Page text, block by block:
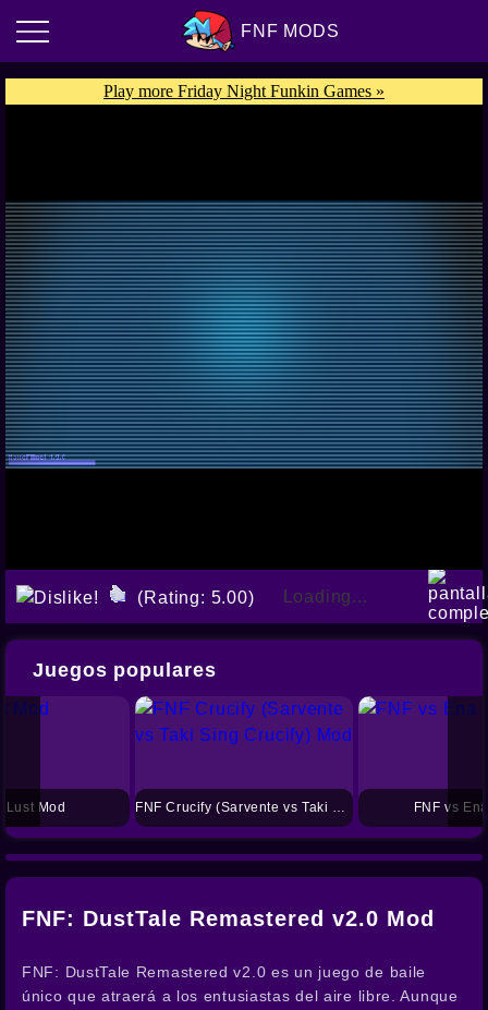
FNF MODS
(Rating: 5.00) Loading...
Juegos populares
Lust Mod FNF Crucify (Sarvente vs Taki Sing Crucify) Mod FNF vs
FNF: DustTale Remastered v2.0 Mod
FNF: DustTale Remastered v2.0 es un juego de baile
único que atraerá a los entusiastas del aire libre. Aunque